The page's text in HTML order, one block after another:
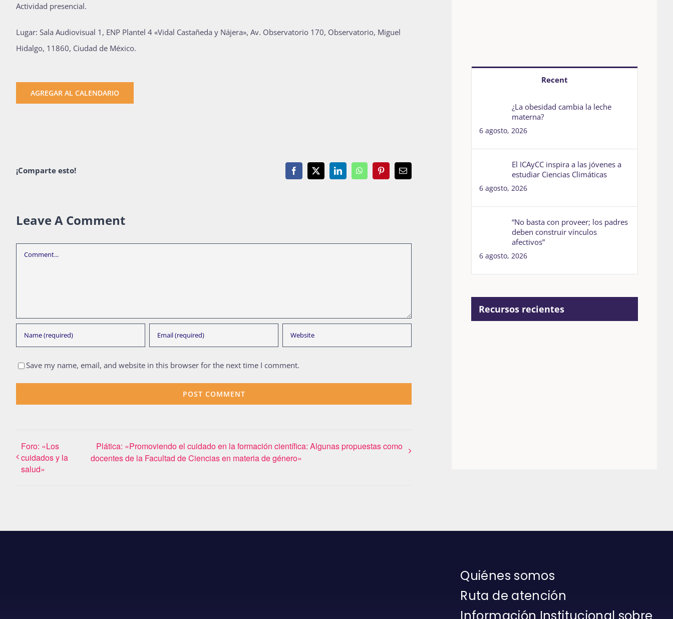
Actividad presencial.
Lugar: Sala Audiovisual 1, ENP Plantel 4 «Vidal Castañeda y Nájera», Av. Observatorio 170, Observatorio, Miguel
Hidalgo, 11860, Ciudad de México.
AGREGAR AL CALENDARIO
¡Comparte esto! Facebook
X LinkedInWhatsAppPinterestEmail
Leave A Comment
Comment
Save my name, email, and website in this browser for the next time I comment.
Foro: «Los
cuidados y la
salud»
Plática: «Promoviendo el cuidado en la formación científica: Algunas propuestas como
docentes de la Facultad de Ciencias en materia de género»
Recent
¿La obesidad cambia la leche
materna?
6 agosto, 2026
El ICAyCC inspira a las jóvenes a
estudiar Ciencias Climáticas
6 agosto, 2026
“No basta con proveer; los padres
deben construir vínculos
afectivos”
6 agosto, 2026
Recursos recientes
Quiénes somos
Ruta de atención
Información Institucional sobre